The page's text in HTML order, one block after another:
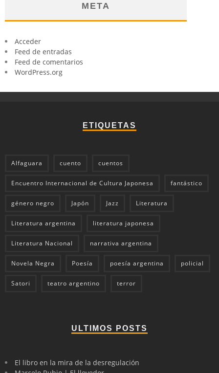
META
Acceder
Feed de entradas
Feed de comentarios
WordPress.org
ETIQUETAS
Alfaguara cuento cuentos
Encuentro Internacional de Cultura Japonesa fantástico
género negro Japón Jazz Literatura
Literatura argentina literatura japonesa
Literatura Nacional narrativa argentina
Novela Negra Poesía poesía argentina policial
Satori teatro argentino terror
ULTIMOS POSTS
El libro en la mira de la desregulación